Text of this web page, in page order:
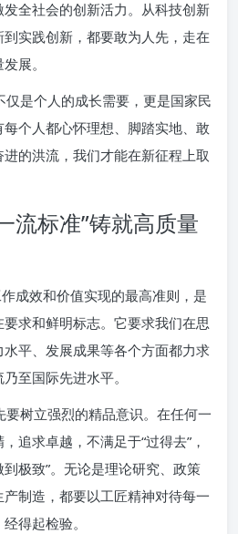
全社会的创新活力。从科技创新
实践创新，都要敢为人先，走在
展。
仅是个人的成长需要，更是国家民
个人都心怀理想、脚踏实地、敢
的洪流，我们才能在新征程上取
流标准”铸就高质量
成效和价值实现的最高准则，是
求和鲜明标志。它要求我们在思
平、发展成果等各个方面都力求
至国际先进水平。
要树立强烈的精品意识。在任何一
追求卓越，不满足于“过得去”，
到极致”。无论是理论研究、政策
制造，都要以工匠精神对待每一
得起检验。